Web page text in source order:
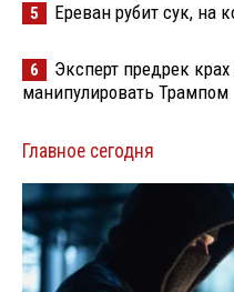
5 Ереван рубит сук, на
6
Эксперт предрек
манипулировать Трампом
Главное сегодня